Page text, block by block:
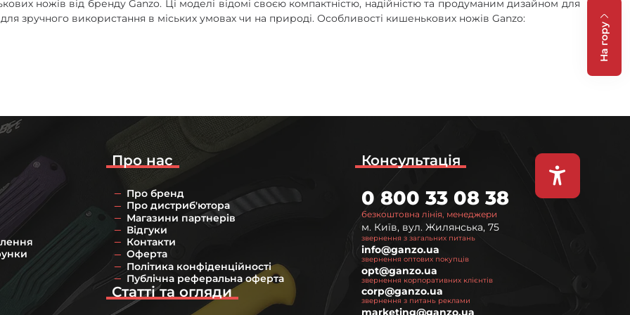
ножів від бренду Ganzo. Ці моделі відомі своєю компактністю, надійністю та продуманим дизайном для
зручного використання в міських умовах чи на природі. Особливості кишенькових ножів Ganzo:
ножі
основні переваги:
листів
Carry)
фіксатора. Для міста підходять моделі 7-10 см, для туризму – довші варіанти. Ознайомтеся з іншими
на туристичний ніжякщо плануєте активний відпочинок.
для щоденного використання. Кожна модель проходить суворий контроль та відповідає високим
На гору
Про нас
Про бренд
Про дистриб'ютора
Магазини партнерів
Відгуки
Контакти
Оферта
Політика конфіденційності
Публічна реферальна оферта
Статті та огляди
Консультація
безкоштовна лінія, менеджери
0 800 33 08 38
м. Київ, вул. Жилянська, 75
звернення з загальних питань
info@ganzo.ua
звернення оптових покупців
opt@ganzo.ua
звернення корпоративних клієнтів
corp@ganzo.ua
звернення з питань реклами
marketing@ganzo.ua